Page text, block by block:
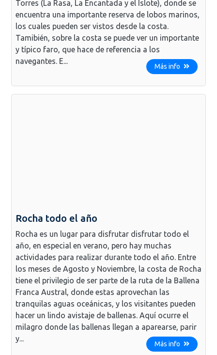
Torres (La Rasa, La Encantada y el Islote), donde se
encuentra una importante reserva de lobos marinos,
los cuales pueden ser vistos desde la costa.
Tamibién, sobre la costa se puede ver un importante
y típico faro, que hace de referencia a los
navegantes. E...
Más info
Rocha todo el año
Rocha es un lugar para disfrutar disfrutar todo el
año, en especial en verano, pero hay muchas
actividades para realizar durante todo el año. Entre
los meses de Agosto y Noviembre, la costa de Rocha
tiene el privilegio de ser parte de la ruta de la Ballena
Franca Austral, donde estas aprovechan las
tranquilas aguas oceánicas, y los visitantes pueden
hacer un lindo avistaje de ballenas. Aquí ocurre el
milagro donde las ballenas llegan a aparearse, parir
y...
Más info